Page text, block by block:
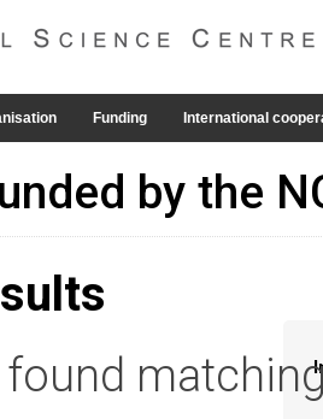
Funding International
by the